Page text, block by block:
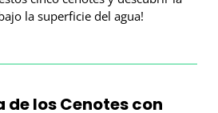
la superficie del agua!
de los Cenotes con